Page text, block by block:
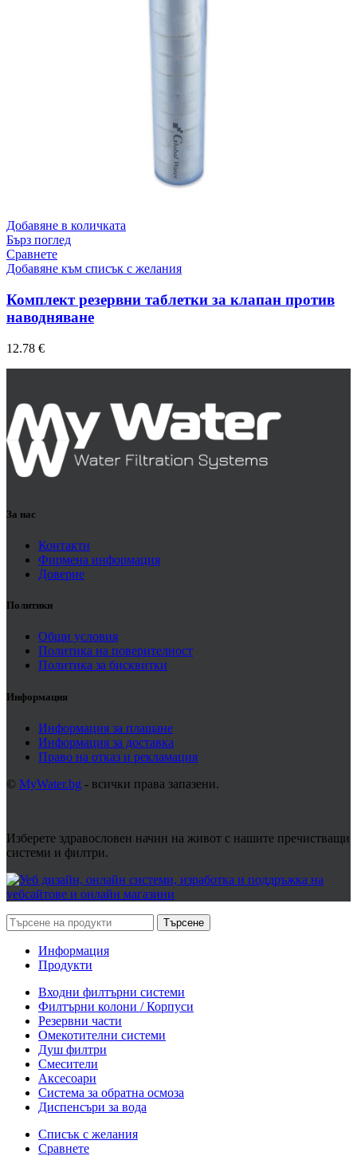
Добавяне в количката
Бърз поглед
Сравнете
Добавяне към списък с желания
Комплект резервни таблетки за клапан против
наводняване
12.78 €
За нас
Контакти
Фирмена информация
Доверие
Политики
Общи условия
Политика на поверителност
Политика за бисквитки
Информация
Информация за плащане
Информация за доставка
Право на отказ и рекламация
© MyWater.bg - всички права запазени.
Изберете здравословен начин на живот с нашите пречистващи
системи и филтри.
Търсене
Информация
Продукти
Входни филтърни системи
Филтърни колони / Корпуси
Резервни части
Омекотителни системи
Душ филтри
Смесители
Аксесоари
Система за обратна осмоза
Диспенсъри за вода
Списък с желания
Сравнете